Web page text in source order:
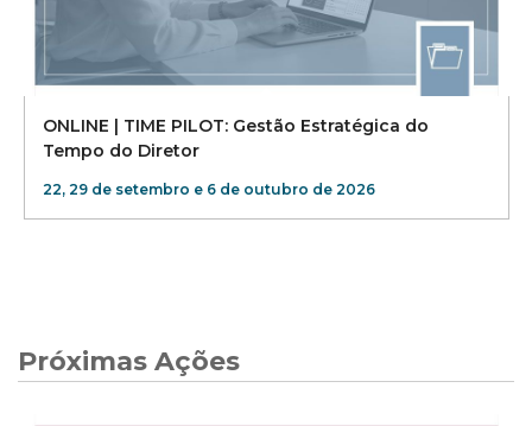
ONLINE | TIME PILOT: Gestão Estratégica do
Tempo do Diretor
22, 29 de setembro e 6 de outubro de 2026
Próximas Ações